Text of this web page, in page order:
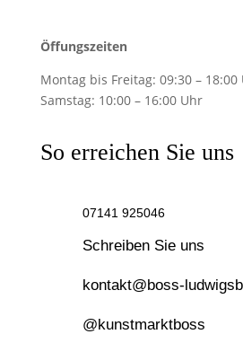
Öffungszeiten
Montag bis Freitag: 09:30 – 18:00
Samstag: 10:00 – 16:00 Uhr
So erreichen Sie uns
07141 925046
Schreiben Sie uns
kontakt@boss-
@kunstmarktboss